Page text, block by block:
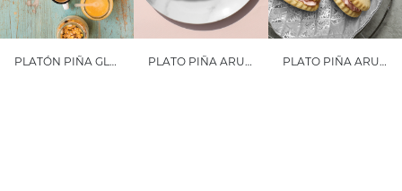
PLATÓN PIÑA GLAM PLATO PIÑA ARUBA PLATO PIÑA ARUBA